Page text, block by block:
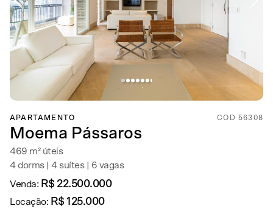
APARTAMENTO COD 56308
Moema Pássaros
469 m² úteis
4 dorms | 4 suítes | 6 vagas
Venda: R$ 22.500.000
Locação: R$ 125.000